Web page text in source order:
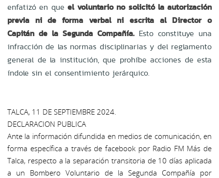
enfatizó en que el voluntario no solicitó la autorización
previa ni de forma verbal ni escrita al Director o
Capitán de la Segunda Compañía. Esto constituye una
infracción de las normas disciplinarias y del reglamento
general de la institución, que prohíbe acciones de esta
índole sin el consentimiento jerárquico.
TALCA, 11 DE SEPTIEMBRE 2024.
DECLARACION PUBLICA
Ante la información difundida en medios de comunicación, en
forma específica a través de facebook por Radio FM Más de
Talca, respecto a la separación transitoria de 10 días aplicada
a un Bombero Voluntario de la Segunda Compañía por